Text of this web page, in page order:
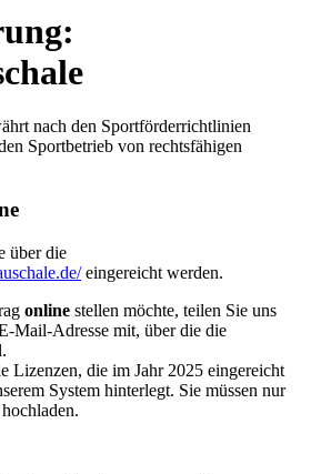
nach den Sportförderrichtlinien
Sportbetrieb von rechtsfähigen
über die
eingereicht werden.
online stellen möchte, teilen Sie uns
Mail-Adresse mit, über die die
Lizenzen, die im Jahr 2025 eingereicht
System hinterlegt. Sie müssen nur